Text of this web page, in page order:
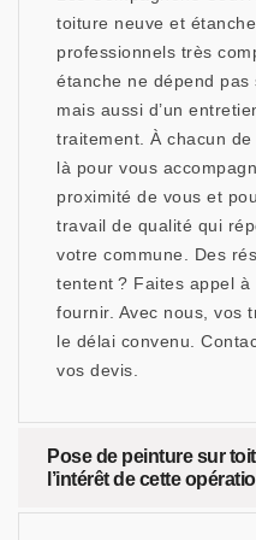
toiture neuve et
professionnels très
étanche ne dépend pas
mais aussi d’un
traitement. À chacun
là pour vous
proximité de vous et
travail de qualité qui
votre commune. Des
tentent ? Faites appel
fournir. Avec nous, vos
le délai convenu.
vos devis.
Pose de peinture sur
l’intérêt de cette